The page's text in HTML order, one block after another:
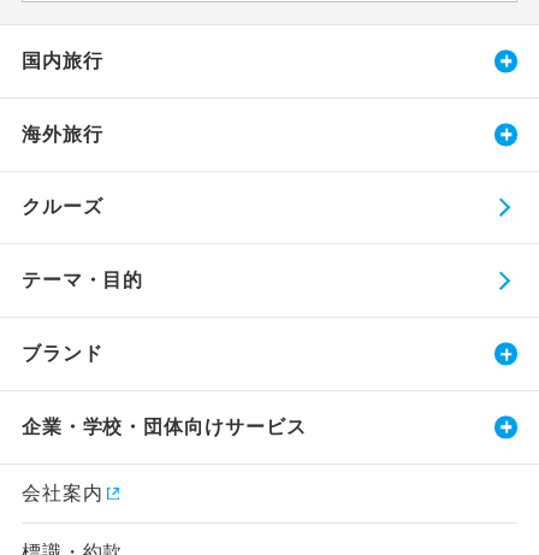
国内旅行
海外旅行
クルーズ
テーマ・目的
ブランド
企業・学校・団体向けサービス
会社案内